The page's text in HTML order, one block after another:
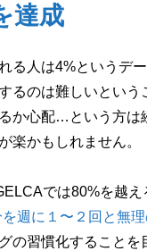
達成
る人は4%というデー
るのは難しいという
か心配…という方は
楽かもしれません。
では80%を越え
を週に１〜２回と無
の習慣化することを